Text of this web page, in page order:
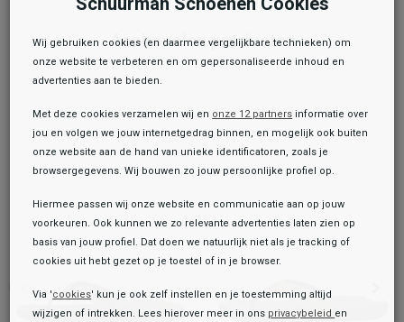
Aanbevolen producten
Wij gebruiken cookies (en daarmee vergelijkbare technieken) om
onze website te verbeteren en om gepersonaliseerde inhoud en
advertenties aan te bieden.
Met deze cookies verzamelen wij en onze 12 partners informatie over
jou en volgen we jouw internetgedrag binnen, en mogelijk ook buiten
onze website aan de hand van unieke identificatoren, zoals je
browsergegevens. Wij bouwen zo jouw persoonlijke profiel op.
Hiermee passen wij onze website en communicatie aan op jouw
voorkeuren. Ook kunnen we zo relevante advertenties laten zien op
basis van jouw profiel. Dat doen we natuurlijk niet als je tracking of
cookies uit hebt gezet op je toestel of in je browser.
Via 'cookies' kun je ook zelf instellen en je toestemming altijd
wijzigen of intrekken. Lees hierover meer in ons privacybeleid en